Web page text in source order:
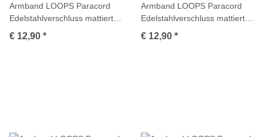
Armband LOOPS Paracord
Edelstahlverschluss mattiert
Dunkelgrau
€ 12,90 *
Armband LOOPS Paracord
Edelstahlverschluss mattiert
Dunkelgrün
€ 12,90 *